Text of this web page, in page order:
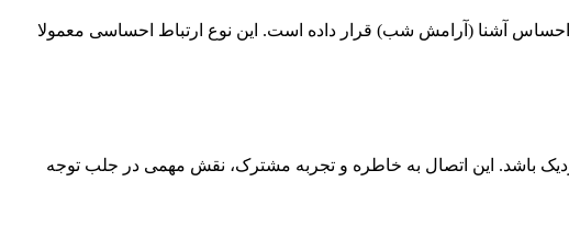
آشنا (آرامش شب) قرار داده است. این نوع ارتباط احساسی معمولا
باشد. این اتصال به خاطره و تجربه مشترک، نقش مهمی در جلب توجه